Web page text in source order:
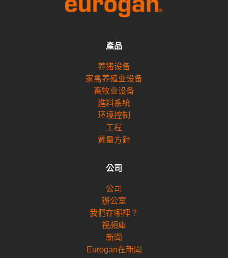
產品
养猪设备
家禽养殖业设备
畜牧业设备
進料系統
环境控制
工程
質量方針
公司
公司
辦公室
我們在哪裡？
視頻庫
新聞
Eurogan在新聞